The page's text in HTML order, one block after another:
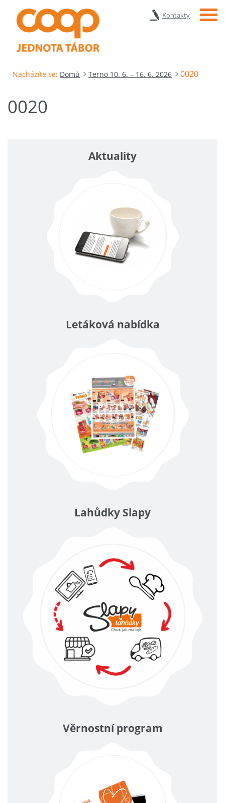
Kontakty Menu
Nacházíte se: Domů Terno 10. 6. – 16. 6. 2026 0020
0020
Aktuality
Letáková nabídka
Lahůdky Slapy
Věrnostní program